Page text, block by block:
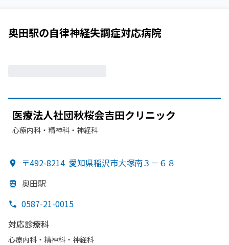
奥田駅の自律神経失調症対応病院
医療法人社団秋桜会吉田クリニック
心療内科・​精神科・神経科
〒492-8214 愛知県稲沢市大塚南３－６８
奥田駅
0587-21-0015
対応診療科
心療内科・​精神科・神経科